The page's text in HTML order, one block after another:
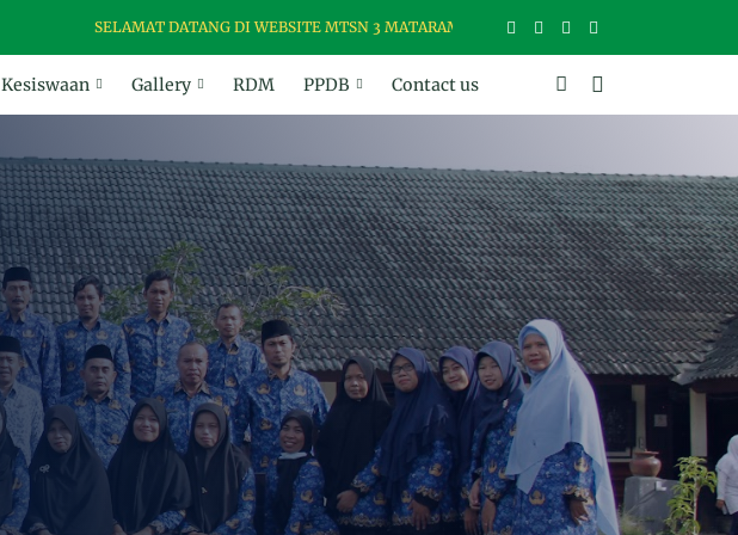
SELAMAT DATANG DI WEBSITE MTSN 3 MATARAM, MADRASAH USWAH (UNGGUL, SANTUN,
Kesiswaan Gallery RDM PPDB Contact us